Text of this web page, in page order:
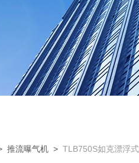
推流曝气机 > TLB750S如克漂浮